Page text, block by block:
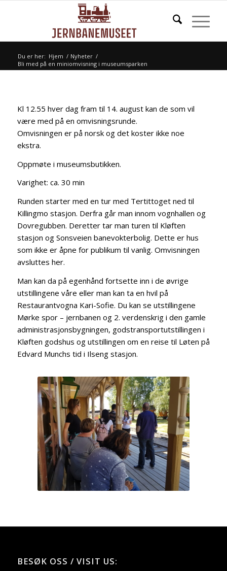
Du er her: Hjem / Nyheter /
Bli med på en miniomvisning i museumsparken
Kl 12.55 hver dag fram til 14. august kan de som vil
være med på en omvisningsrunde.
Omvisningen er på norsk og det koster ikke noe
ekstra.
Oppmøte i museumsbutikken.
Varighet: ca. 30 min
Runden starter med en tur med Tertittoget ned til
Killingmo stasjon. Derfra går man innom vognhallen og
Dovregubben. Deretter tar man turen til Kløften
stasjon og Sonsveien banevokterbolig. Dette er hus
som ikke er åpne for publikum til vanlig. Omvisningen
avsluttes her.
Man kan da på egenhånd fortsette inn i de øvrige
utstillingene våre eller man kan ta en hvil på
Restaurantvogna Kari-Sofie. Du kan se utstillingene
Mørke spor – jernbanen og 2. verdenskrig i den gamle
administrasjonsbygningen, godstransportutstillingen i
Kløften godshus og utstillingen om en reise til Løten på
Edvard Munchs tid i Ilseng stasjon.
BESØK OSS / VISIT US: